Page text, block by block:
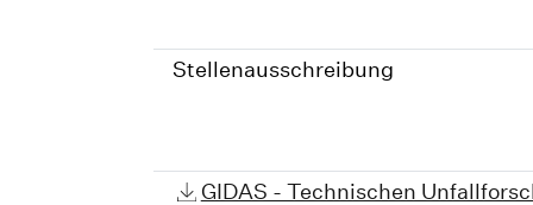
Stellenausschreibung
GIDAS - Technischen